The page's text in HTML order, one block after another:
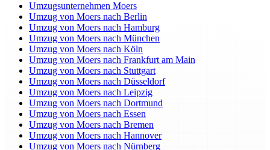
Umzugsunternehmen Moers
Umzug von Moers nach Berlin
Umzug von Moers nach Hamburg
Umzug von Moers nach München
Umzug von Moers nach Köln
Umzug von Moers nach Frankfurt am Main
Umzug von Moers nach Stuttgart
Umzug von Moers nach Düsseldorf
Umzug von Moers nach Leipzig
Umzug von Moers nach Dortmund
Umzug von Moers nach Essen
Umzug von Moers nach Bremen
Umzug von Moers nach Hannover
Umzug von Moers nach Nürnberg